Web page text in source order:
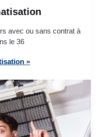
avec ou sans contrat à
le 36
»